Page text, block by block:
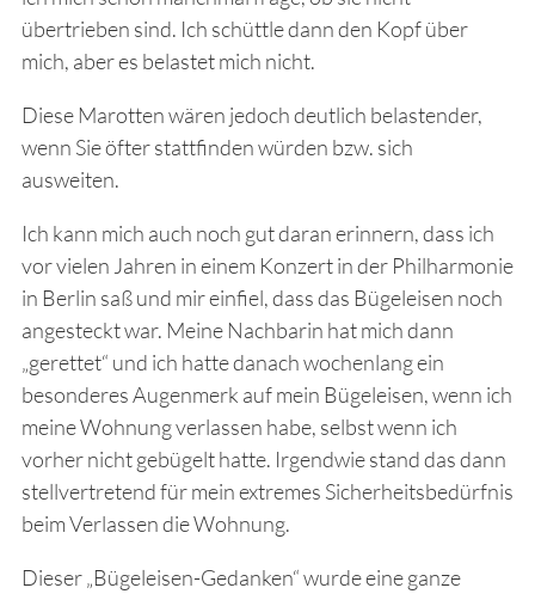
übertrieben sind. Ich schüttle dann den Kopf über
mich, aber es belastet mich nicht.
Diese Marotten wären jedoch deutlich belastender,
wenn Sie öfter stattfinden würden bzw. sich
ausweiten.
Ich kann mich auch noch gut daran erinnern, dass ich
vor vielen Jahren in einem Konzert in der Philharmonie
in Berlin saß und mir einfiel, dass das Bügeleisen noch
angesteckt war. Meine Nachbarin hat mich dann
„gerettet“ und ich hatte danach wochenlang ein
besonderes Augenmerk auf mein Bügeleisen, wenn ich
meine Wohnung verlassen habe, selbst wenn ich
vorher nicht gebügelt hatte. Irgendwie stand das dann
stellvertretend für mein extremes Sicherheitsbedürfnis
beim Verlassen die Wohnung.
Dieser „Bügeleisen-Gedanken“ wurde eine ganze